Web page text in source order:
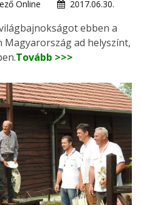
Online 2017.06.30.
ebben a
ad helyszínt,
Tovább >>>